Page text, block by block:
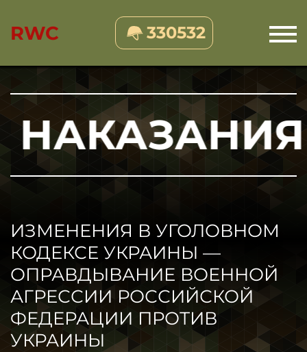
RWC 330532
ИЗМЕНЕНИЯ В УГОЛОВНОМ
КОДЕКСЕ УКРАИНЫ —
ОПРАВДЫВАНИЕ ВОЕННОЙ
АГРЕССИИ РОССИЙСКОЙ
ФЕДЕРАЦИИ ПРОТИВ
УКРАИНЫ